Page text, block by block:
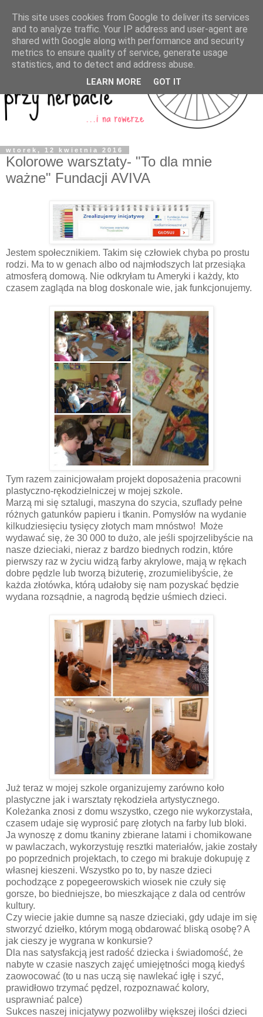
wtorek, 12 kwietnia 2016
Kolorowe warsztaty- "To dla mnie
ważne" Fundacji AVIVA
Jestem społecznikiem. Takim się człowiek chyba po prostu
rodzi. Ma to w genach albo od najmłodszych lat przesiąka
atmosferą domową. Nie odkryłam tu Ameryki i każdy, kto
czasem zagląda na blog doskonale wie, jak funkcjonujemy.
Tym razem zainicjowałam projekt doposażenia pracowni
plastyczno-rękodzielniczej w mojej szkole.
Marzą mi się sztalugi, maszyna do szycia, szuflady pełne
różnych gatunków papieru i tkanin. Pomysłów na wydanie
kilkudziesięciu tysięcy złotych mam mnóstwo! Może
wydawać się, że 30 000 to dużo, ale jeśli spojrzelibyście na
nasze dzieciaki, nieraz z bardzo biednych rodzin, które
pierwszy raz w życiu widzą farby akrylowe, mają w rękach
dobre pędzle lub tworzą biżuterię, zrozumielibyście, że
każda złotówka, którą udałoby się nam pozyskać będzie
wydana rozsądnie, a nagrodą będzie uśmiech dzieci.
Już teraz w mojej szkole organizujemy zarówno koło
plastyczne jak i warsztaty rękodzieła artystycznego.
Koleżanka znosi z domu wszystko, czego nie wykorzystała,
czasem udaje się wyprosić parę złotych na farby lub bloki.
Ja wynoszę z domu tkaniny zbierane latami i chomikowane
w pawlaczach, wykorzystuję resztki materiałów, jakie zostały
po poprzednich projektach, to czego mi brakuje dokupuję z
własnej kieszeni. Wszystko po to, by nasze dzieci
pochodzące z popegeerowskich wiosek nie czuły się
gorsze, bo biedniejsze, bo mieszkające z dala od centrów
kultury.
Czy wiecie jakie dumne są nasze dzieciaki, gdy udaje im się
stworzyć dziełko, którym mogą obdarować bliską osobę? A
jak cieszy je wygrana w konkursie?
Dla nas satysfakcją jest radość dziecka i świadomość, że
nabyte w czasie naszych zajęć umiejętności mogą kiedyś
zaowocować (to u nas uczą się nawlekać igłę i szyć,
prawidłowo trzymać pędzel, rozpoznawać kolory,
usprawniać palce)
Sukces naszej inicjatywy pozwoliłby większej ilości dzieci
This site uses cookies from Google to deliver its services
and to analyze traffic. Your IP address and user-agent are
shared with Google along with performance and security
metrics to ensure quality of service, generate usage
statistics, and to detect and address abuse.
LEARN MORE GOT IT